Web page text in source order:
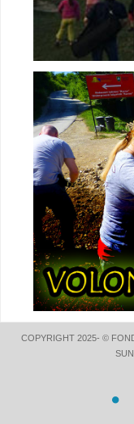
COPYRIGHT 2025- ©